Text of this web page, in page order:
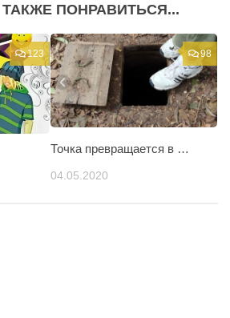
ПОНРАВИТЬСЯ...
123 98
Точка превращается в …
04.05.2020